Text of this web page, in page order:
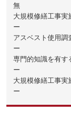
無
大規模修繕工事実
ー
アスベスト使用調
ー
専門的知識を有す
ー
大規模修繕工事実
ー